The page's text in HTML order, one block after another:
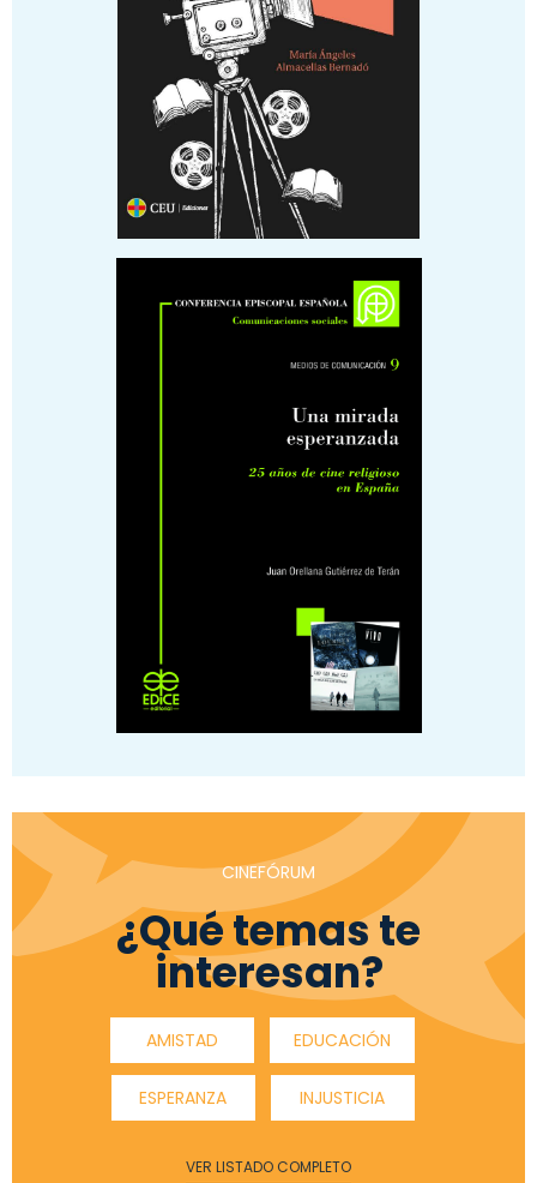
CINEFÓRUM
¿Qué temas te
interesan?
AMISTAD EDUCACIÓN
ESPERANZA INJUSTICIA
VER LISTADO COMPLETO